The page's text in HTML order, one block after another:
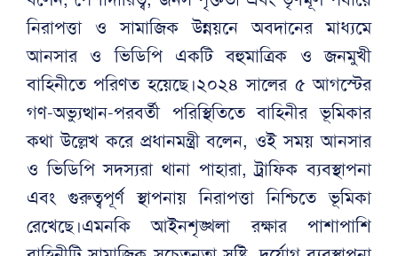
নিরাপত্তা ও সামাজিক উন্নয়নে অবদানের মাধ্যমে
আনসার ও ভিডিপি একটি বহুমাত্রিক ও জনমুখী
বাহিনীতে পরিণত হয়েছে।২০২৪ সালের ৫ আগস্টের
গণ-অভ্যুত্থান-পরবর্তী পরিস্থিতিতে বাহিনীর ভূমিকার
কথা উল্লেখ করে প্রধানমন্ত্রী বলেন, ওই সময় আনসার
ও ভিডিপি সদস্যরা থানা পাহারা, ট্রাফিক ব্যবস্থাপনা
এবং গুরুত্বপূর্ণ স্থাপনায় নিরাপত্তা নিশ্চিতে ভূমিকা
রেখেছে।এমনকি আইনশৃঙ্খলা রক্ষার পাশাপাশি